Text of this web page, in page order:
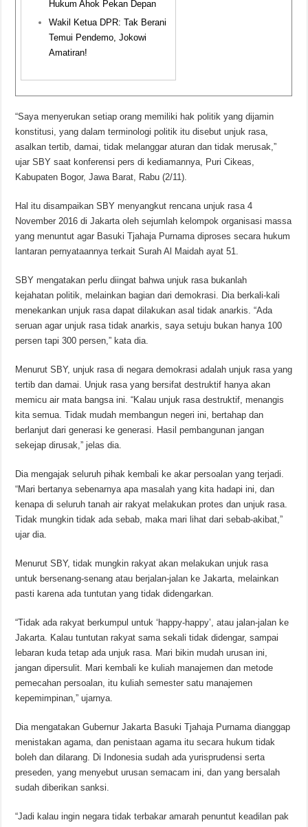
Hukum Ahok Pekan Depan
Wakil Ketua DPR: Tak Berani
Temui Pendemo, Jokowi
Amatiran!
“Saya menyerukan setiap orang memiliki hak politik yang dijamin
konstitusi, yang dalam terminologi politik itu disebut unjuk rasa,
asalkan tertib, damai, tidak melanggar aturan dan tidak merusak,”
ujar SBY saat konferensi pers di kediamannya, Puri Cikeas,
Kabupaten Bogor, Jawa Barat, Rabu (2/11).
Hal itu disampaikan SBY menyangkut rencana unjuk rasa 4
November 2016 di Jakarta oleh sejumlah kelompok organisasi massa
yang menuntut agar Basuki Tjahaja Purnama diproses secara hukum
lantaran pernyataannya terkait Surah Al Maidah ayat 51.
SBY mengatakan perlu diingat bahwa unjuk rasa bukanlah
kejahatan politik, melainkan bagian dari demokrasi. Dia berkali-kali
menekankan unjuk rasa dapat dilakukan asal tidak anarkis. “Ada
seruan agar unjuk rasa tidak anarkis, saya setuju bukan hanya 100
persen tapi 300 persen,” kata dia.
Menurut SBY, unjuk rasa di negara demokrasi adalah unjuk rasa yang
tertib dan damai. Unjuk rasa yang bersifat destruktif hanya akan
memicu air mata bangsa ini. “Kalau unjuk rasa destruktif, menangis
kita semua. Tidak mudah membangun negeri ini, bertahap dan
berlanjut dari generasi ke generasi. Hasil pembangunan jangan
sekejap dirusak,” jelas dia.
Dia mengajak seluruh pihak kembali ke akar persoalan yang terjadi.
“Mari bertanya sebenarnya apa masalah yang kita hadapi ini, dan
kenapa di seluruh tanah air rakyat melakukan protes dan unjuk rasa.
Tidak mungkin tidak ada sebab, maka mari lihat dari sebab-akibat,”
ujar dia.
Menurut SBY, tidak mungkin rakyat akan melakukan unjuk rasa
untuk bersenang-senang atau berjalan-jalan ke Jakarta, melainkan
pasti karena ada tuntutan yang tidak didengarkan.
“Tidak ada rakyat berkumpul untuk ‘happy-happy’, atau jalan-jalan ke
Jakarta. Kalau tuntutan rakyat sama sekali tidak didengar, sampai
lebaran kuda tetap ada unjuk rasa. Mari bikin mudah urusan ini,
jangan dipersulit. Mari kembali ke kuliah manajemen dan metode
pemecahan persoalan, itu kuliah semester satu manajemen
kepemimpinan,” ujarnya.
Dia mengatakan Gubernur Jakarta Basuki Tjahaja Purnama dianggap
menistakan agama, dan penistaan agama itu secara hukum tidak
boleh dan dilarang. Di Indonesia sudah ada yurisprudensi serta
preseden, yang menyebut urusan semacam ini, dan yang bersalah
sudah diberikan sanksi.
“Jadi kalau ingin negara tidak terbakar amarah penuntut keadilan pak